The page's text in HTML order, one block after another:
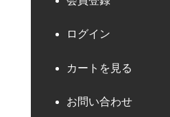
ログイン
カートを見る
お問い合わせ